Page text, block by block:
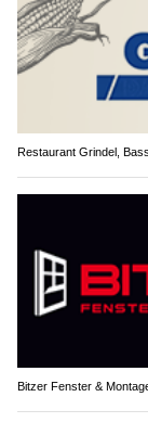
Restaurant Grindel,
Bitzer Fenster &